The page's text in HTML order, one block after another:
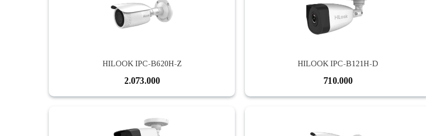
HILOOK IPC-B620H-Z
2.073.000
HILOOK IPC-B121H-D
710.000